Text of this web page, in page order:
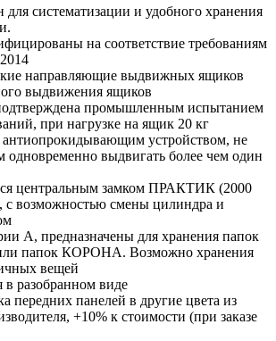
для систематизации и удобного хранения
на соответствие требованиям
направляющие выдвижных ящиков
выдвижения ящиков
промышленным испытанием
при нагрузке на ящик 20 кг
антиопрокидывающим устройством, не
выдвигать более чем один
центральным замком ПРАКТИК (2000
с возможностью смены цилиндра и
А, предназначены для хранения папок
папок КОРОНА. Возможно хранения
вещей
в разобранном виде
передних панелей в другие цвета из
+10% к стоимости (при заказе